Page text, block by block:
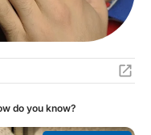
do you know?